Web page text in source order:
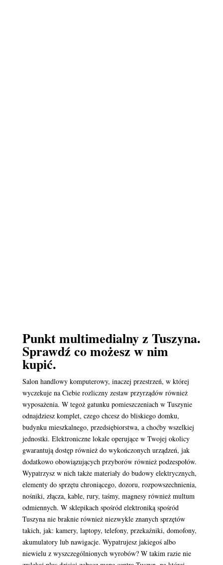
Punkt multimedialny z Tuszyna.
Sprawdź co możesz w nim
kupić.
Salon handlowy komputerowy, inaczej przestrzeń, w której
wyczekuje na Ciebie rozliczny zestaw przyrządów również
wyposażenia. W tegoż gatunku pomieszczeniach w Tuszynie
odnajdziesz komplet, czego chcesz do bliskiego domku,
budynku mieszkalnego, przedsiębiorstwa, a choćby wszelkiej
jednostki. Elektroniczne lokale operujące w Twojej okolicy
gwarantują dostęp również do wykończonych urządzeń, jak
dodatkowo obowiązujących przyborów również podzespołów.
Wypatrzysz w nich także materiały do budowy elektrycznych,
elementy do sprzętu chroniącego, dozoru, rozpowszechnienia,
nośniki, złącza, kable, rury, taśmy, magnesy również multum
odmiennych. W sklepikach spośród elektroniką spośród
Tuszyna nie braknie również niezwykle znanych sprzętów
takich, jak: kamery, laptopy, telefony, przekaźniki, domofony,
akumulatory lub nawigacje. Wypatrujesz jakiegoś albo
niewielu z wyszczególnionych wyrobów? W takim razie nie